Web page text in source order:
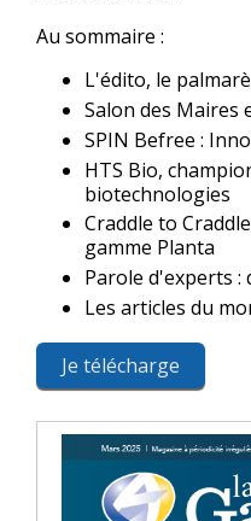
Au sommaire :
L'édito, le
Salon des Maires
SPIN Befree :
HTS Bio,
biotechnologies
Craddle to
gamme Planta
Parole d'experts :
Les articles du
Je télécharge